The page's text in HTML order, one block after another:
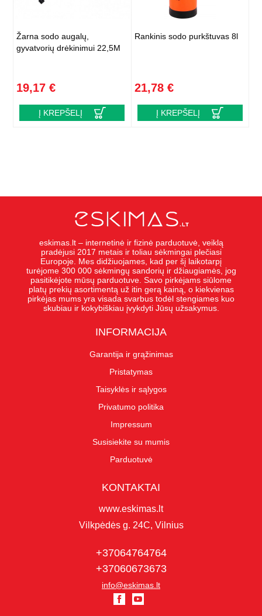
Žarna sodo augalų,
gyvatvorių drėkinimui 22,5M
19,17 €
Į KREPŠELĮ
Rankinis sodo purkštuvas 8l
21,78 €
Į KREPŠELĮ
eskimas.lt – internetinė ir fizinė parduotuvė, veiklą
pradėjusi 2017 metais ir toliau sėkmingai plečiasi
Europoje. Mes didžiuojames, kad per šį laikotarpį
turėjome 300 000 sėkmingų sandorių ir džiaugiamės, jog
pasitikėjote mūsų parduotuve. Savo pirkėjams siūlome
platų prekių asortimentą už itin gerą kainą, o kiekvienas
pirkėjas mums yra visada svarbus todėl stengiames kuo
skubiau ir kokybiškiau įvykdyti Jūsų užsakymus.
INFORMACIJA
Garantija ir grąžinimas
Pristatymas
Taisyklės ir sąlygos
Privatumo politika
Impressum
Susisiekite su mumis
Parduotuvė
KONTAKTAI
www.eskimas.lt
Vilkpėdės g. 24C, Vilnius
+37064764764
+37060673673
info@eskimas.lt